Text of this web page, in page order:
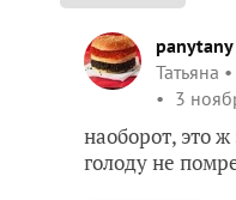
panytany
Татьяна
3
наоборот, это ж
голоду не